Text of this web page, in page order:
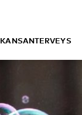
KANSANTERVEYS